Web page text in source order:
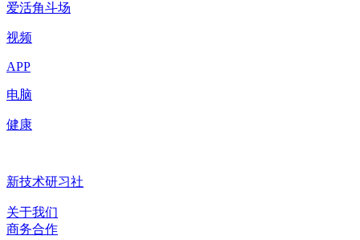
爱活角斗场
视频
APP
电脑
健康
新技术研习社
关于我们
商务合作